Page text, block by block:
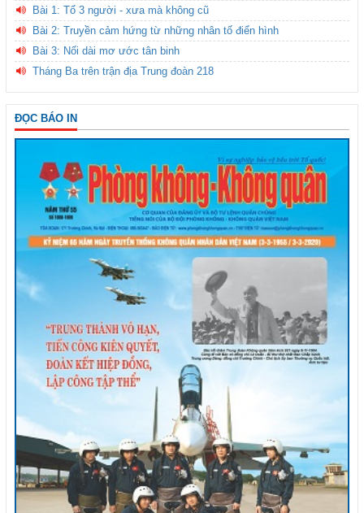
Bài 1: Tổ 3 người - xưa mà không cũ
Bài 2: Truyền cảm hứng từ những nhân tố điển hình
Bài 3: Nối dài mơ ước tân binh
Tháng Ba trên trận địa Trung đoàn 218
ĐỌC BÁO IN